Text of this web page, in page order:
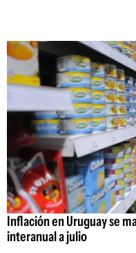
Inflación en Uruguay se
interanual a julio